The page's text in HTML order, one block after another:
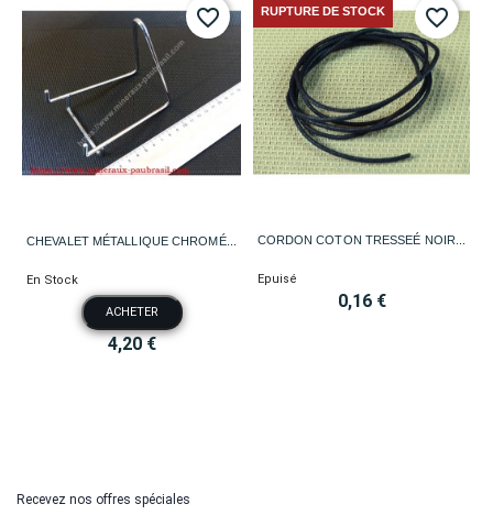
CHEVALET MÉTALLIQUE CHROMÉ...
En Stock
ACHETER
4,20 €
favorite_border
CORDON COTON TRESSEÉ NOIR...
Epuisé
0,16 €
RUPTURE DE STOCK favorite_border
Recevez nos offres spéciales